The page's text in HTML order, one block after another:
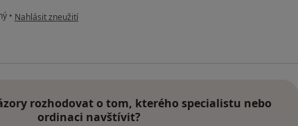
• podle názoru uživatele E. I. N.
Nahlásit zneužití
rozhodovat o tom, kterého specialistu nebo
ordinaci navštívit?